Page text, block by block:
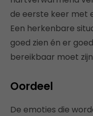
de eerste keer met
Een herkenbare
goed zien én er
bereikbaar moet
Oordeel
De emoties die